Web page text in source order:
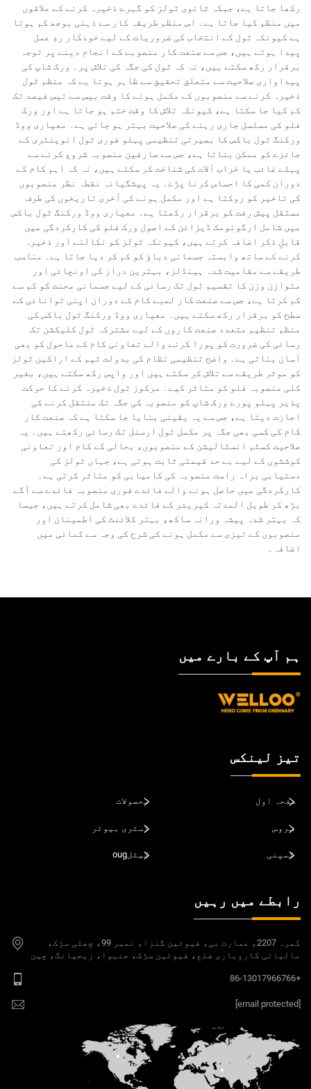
رکھا جاتا ہے، جبکہ ثانوی ٹولز کو گہرے ذخیرہ کرنے کے علاقوں
میں منظم کیا جاتا ہے۔ اس منظم طریقہ کار سے ذہنی بوجھ کم ہوتا
ہے کیونکہ ٹول کے انتخاب کی ضروریات کے لیے خودکار ردِ عمل
پیدا ہوتے ہیں، جس سے صنعت کار منصوبے کے انجام دینے پر توجہ
برقرار رکھ سکتے ہیں، نہ کہ ٹول کی جگہ کی تلاش پر۔ ورک شاپ کی
پیداواری صلاحیت سے متعلق تحقیق سے ظاہر ہوتا ہے کہ منظم ٹول
ذخیرہ کرنے سے منصوبوں کے مکمل ہونے کا وقت بیس سے تیس فیصد تک
کم کیا جا سکتا ہے، کیونکہ تلاش کا وقت ختم ہو جاتا ہے اور ورک
فلو کی مسلسل جاری رہنے کی صلاحیت بہتر ہو جاتی ہے۔ معیاری ووڈ
ورکنگ ٹول باکس کا بصیرتی تنظیمی پہلو فوری ٹول انوینٹری کے
جائزے کو ممکن بناتا ہے، جس سے صارفین منصوبہ شروع کرنے سے
پہلے غائب یا خراب آلات کی شناخت کر سکتے ہیں، نہ کہ اہم کام کے
دوران کمی کا احساس کرنا پڑے۔ یہ پیشگیانہ نقطہ نظر منصوبوں
کی تاخیر کو روکتا ہے اور مکمل ہونے کی آخری تاریخوں کی طرف
مستقل پیش رفت کو برقرار رکھتا ہے۔ معیاری ووڈ ورکنگ ٹول باکس
میں شامل ارگونومک ڈیزائن کے اصول ورک فلو کی کارکردگی میں
قابلِ ذکر اضافہ کرتے ہیں، کیونکہ ٹولز کو نکالنے اور ذخیرہ
کرنے کے ساتھ وابستہ جسمانی دباؤ کو کم کر دیا جاتا ہے۔ مناسب
طریقے سے مقامیت شدہ ہینڈلز، بہترین دراز کی اونچائی اور
متوازن وزن کا تقسیم ٹول تک رسائی کے لیے جسمانی محنت کو کم سے
کم کرتا ہے، جس سے صنعت کار لمبے کام کے دوران اپنی توانائی کے
سطح کو برقرار رکھ سکتے ہیں۔ معیاری ووڈ ورکنگ ٹول باکس کی
منظم تنظیم متعدد صنعت کاروں کے لیے مشترکہ ٹول کلیکشن تک
رسائی کی ضرورت کو پورا کرنے والے تعاونی کام کے ماحول کو بھی
آسان بناتی ہے۔ واضح تنظیمی نظام کی بدولت ٹیم کے اراکین ٹولز
کو موثر طریقے سے تلاش کر سکتے ہیں اور واپس رکھ سکتے ہیں، بغیر
کلی منصوبہ فلو کو متاثر کیے۔ مرکوز ٹول ذخیرہ کرنے کا حرکت
پذیر پہلو پورے ورک شاپ کو منصوبہ کی جگہ تک منتقل کرنے کی
اجازت دیتا ہے، جس سے یہ یقینی بنایا جا سکتا ہے کہ صنعت کار
کام کی کسی بھی جگہ پر مکمل ٹول ارسنل تک رسائی رکھتے ہیں۔ یہ
صلاحیت کسٹم انسٹالیشن کے منصوبوں، بحالی کے کام اور تعاونی
کوششوں کے لیے بے حد قیمتی ثابت ہوتی ہے، جہاں ٹولز کی
دستیابی براہ راست منصوبہ کی کامیابی کو متاثر کرتی ہے۔
کارکردگی میں حاصل ہونے والے فائدے فوری منصوبہ فائدے سے آگے
بڑھ کر طویل المدتہ کیریئر کے فائدے بھی شامل کرتے ہیں، جیسا
کہ بہتر شدہ پیشہ ورانہ ساکھ، بہتر کلائنٹ کی اطمینان اور
منصوبوں کے تیزی سے مکمل ہونے کی شرح کی وجہ سے کمائی میں
اضافہ۔
ہم آپ کے بارے میں
تیز لینکس
صفحہ اول محصولات
سروس ڈسٹری بیوٹر
کمپنی کیٹلoug
رابطے میں رہیں
کمرہ 2207، عمارت بی، فیوٹین گنزا، نمبر 99، چھٹی سڑک،
مالیاتی کاروباری ضلع، فیوٹین سڑک، جنہوا، زیجیانگ، چین
+86-13017966766